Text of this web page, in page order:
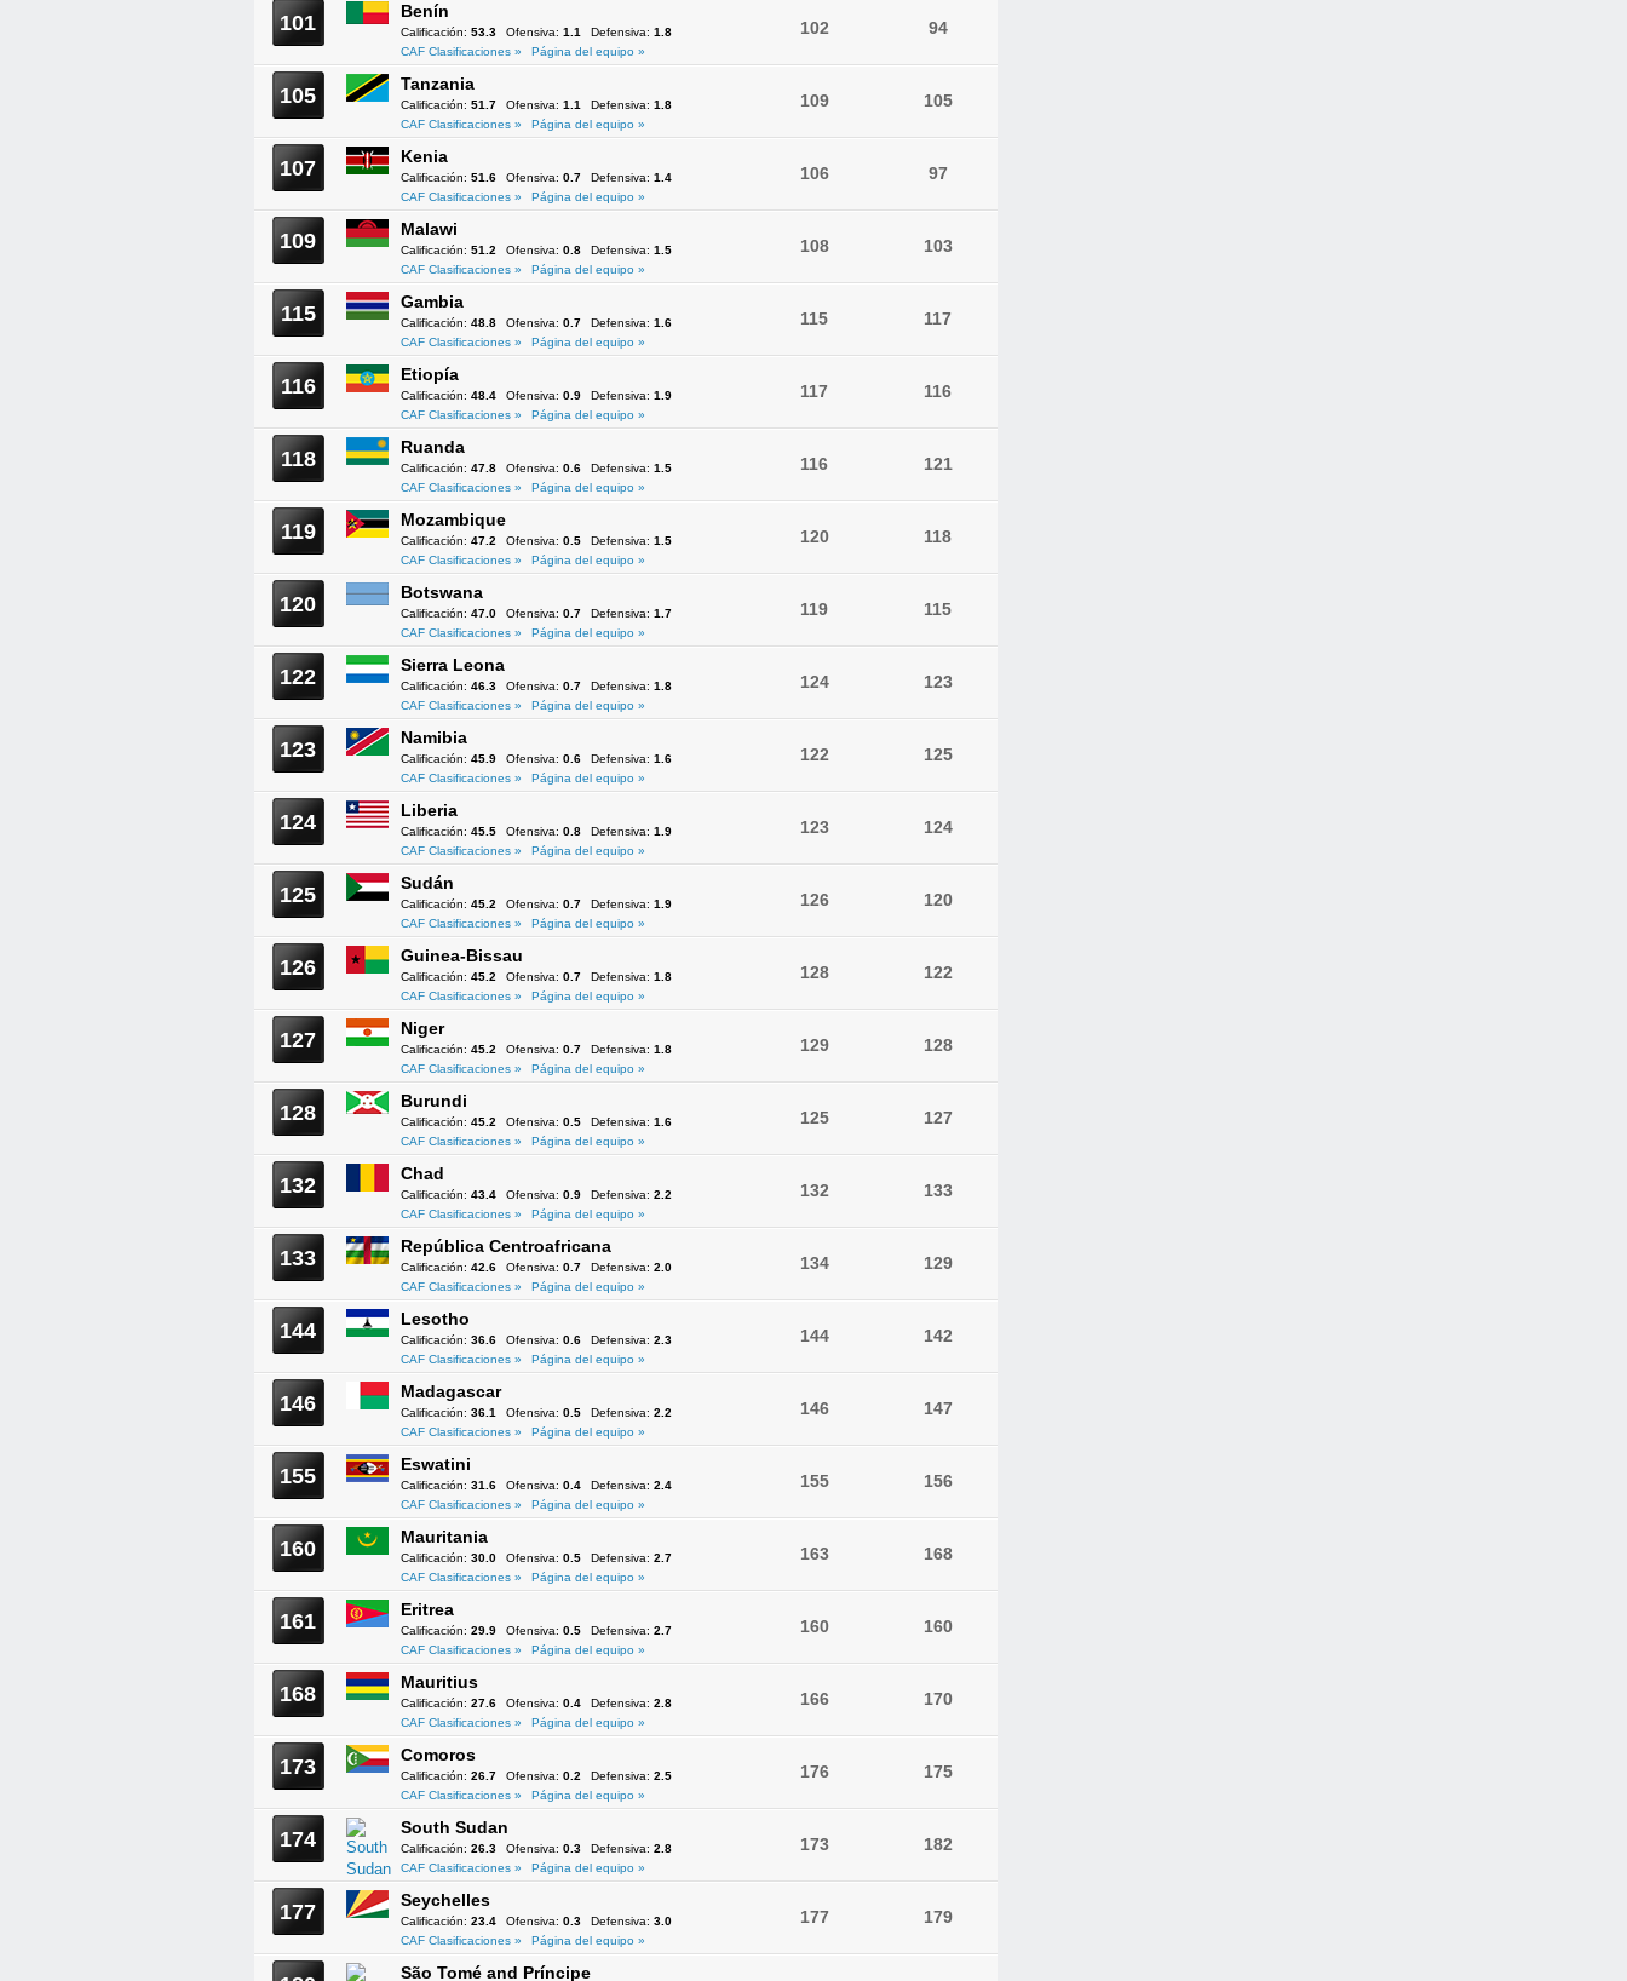
101 Benín
Calificación: 53.3 Ofensiva: 1.1 Defensiva: 1.8
CAF Clasificaciones »
Página del equipo »
102 94
105 Tanzania
Calificación: 51.7 Ofensiva: 1.1 Defensiva: 1.8
CAF Clasificaciones »
Página del equipo »
109 105
107 Kenia
Calificación: 51.6 Ofensiva: 0.7 Defensiva: 1.4
CAF Clasificaciones »
Página del equipo »
106 97
109 Malawi
Calificación: 51.2 Ofensiva: 0.8 Defensiva: 1.5
CAF Clasificaciones »
Página del equipo »
108 103
115 Gambia
Calificación: 48.8 Ofensiva: 0.7 Defensiva: 1.6
CAF Clasificaciones »
Página del equipo »
115 117
116 Etiopía
Calificación: 48.4 Ofensiva: 0.9 Defensiva: 1.9
CAF Clasificaciones »
Página del equipo »
117 116
118 Ruanda
Calificación: 47.8 Ofensiva: 0.6 Defensiva: 1.5
CAF Clasificaciones »
Página del equipo »
116 121
119 Mozambique
Calificación: 47.2 Ofensiva: 0.5 Defensiva: 1.5
CAF Clasificaciones »
Página del equipo »
120 118
120 Botswana
Calificación: 47.0 Ofensiva: 0.7 Defensiva: 1.7
CAF Clasificaciones »
Página del equipo »
119 115
122 Sierra Leona
Calificación: 46.3 Ofensiva: 0.7 Defensiva: 1.8
CAF Clasificaciones »
Página del equipo »
124 123
123 Namibia
Calificación: 45.9 Ofensiva: 0.6 Defensiva: 1.6
CAF Clasificaciones »
Página del equipo »
122 125
124 Liberia
Calificación: 45.5 Ofensiva: 0.8 Defensiva: 1.9
CAF Clasificaciones »
Página del equipo »
123 124
125 Sudán
Calificación: 45.2 Ofensiva: 0.7 Defensiva: 1.9
CAF Clasificaciones »
Página del equipo »
126 120
126 Guinea-Bissau
Calificación: 45.2 Ofensiva: 0.7 Defensiva: 1.8
CAF Clasificaciones »
Página del equipo »
128 122
127 Niger
Calificación: 45.2 Ofensiva: 0.7 Defensiva: 1.8
CAF Clasificaciones »
Página del equipo »
129 128
128 Burundi
Calificación: 45.2 Ofensiva: 0.5 Defensiva: 1.6
CAF Clasificaciones »
Página del equipo »
125 127
132 Chad
Calificación: 43.4 Ofensiva: 0.9 Defensiva: 2.2
CAF Clasificaciones »
Página del equipo »
132 133
133 República Centroafricana
Calificación: 42.6 Ofensiva: 0.7 Defensiva: 2.0
CAF Clasificaciones »
Página del equipo »
134 129
144 Lesotho
Calificación: 36.6 Ofensiva: 0.6 Defensiva: 2.3
CAF Clasificaciones »
Página del equipo »
144 142
146 Madagascar
Calificación: 36.1 Ofensiva: 0.5 Defensiva: 2.2
CAF Clasificaciones »
Página del equipo »
146 147
155 Eswatini
Calificación: 31.6 Ofensiva: 0.4 Defensiva: 2.4
CAF Clasificaciones »
Página del equipo »
155 156
160 Mauritania
Calificación: 30.0 Ofensiva: 0.5 Defensiva: 2.7
CAF Clasificaciones »
Página del equipo »
163 168
161 Eritrea
Calificación: 29.9 Ofensiva: 0.5 Defensiva: 2.7
CAF Clasificaciones »
Página del equipo »
160 160
168 Mauritius
Calificación: 27.6 Ofensiva: 0.4 Defensiva: 2.8
CAF Clasificaciones »
Página del equipo »
166 170
173 Comoros
Calificación: 26.7 Ofensiva: 0.2 Defensiva: 2.5
CAF Clasificaciones »
Página del equipo »
176 175
174 South Sudan
Calificación: 26.3 Ofensiva: 0.3 Defensiva: 2.8
CAF Clasificaciones »
Página del equipo »
173 182
177 Seychelles
Calificación: 23.4 Ofensiva: 0.3 Defensiva: 3.0
CAF Clasificaciones »
Página del equipo »
177 179
São Tomé and Príncipe